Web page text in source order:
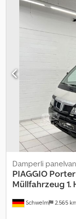
Donanım:ABS, her
içilmemiş araç * İlk
Iea * Park ısıtıcısı
1000 kg * Yeni
üzerine bir serviste
----96 aya kadar,
sunulmaktadır!!!! ----
etmekten
önceden satış
otomobil satış
saatleri: Pazartesi-
Schwelm 2.565
Damperli panelvan
PIAGGIO
Müllfahrzeug 1.